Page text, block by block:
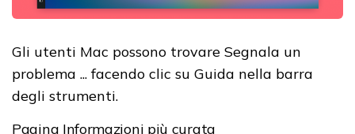
Gli utenti Mac possono trovare Segnala un
problema ... facendo clic su Guida nella barra
degli strumenti.
Pagina Informazioni più curata